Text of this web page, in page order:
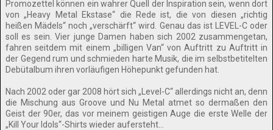
Promozettel können ein wahrer Quell der Inspiration sein, wenn dort
von „Heavy Metal Ekstase“ die Rede ist, die von diesen „richtig
heißen Mädels“ noch „verschärft“ wird. Genau das ist LEVEL-C oder
soll es sein. Vier junge Damen haben sich 2002 zusammengetan,
fahren seitdem mit einem „billigen Van“ von Auftritt zu Auftritt in
der Gegend rum und schmieden harte Musik, die im selbstbetitelten
Debütalbum ihren vorläufigen Höhepunkt gefunden hat.
Nach 2002 oder gar 2008 hört sich „Level-C“ allerdings nicht an, denn
die Mischung aus Groove und Nu Metal atmet so dermaßen den
Geist der 90er, das vor meinem geistigen Auge die erste Welle der
„Kill Your Idols“-Shirts wieder aufersteht…